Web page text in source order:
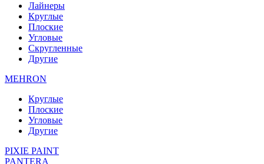
Лайнеры
Круглые
Плоские
Угловые
Скругленные
Другие
MEHRON
Круглые
Плоские
Угловые
Другие
PIXIE PAINT
PANTERA